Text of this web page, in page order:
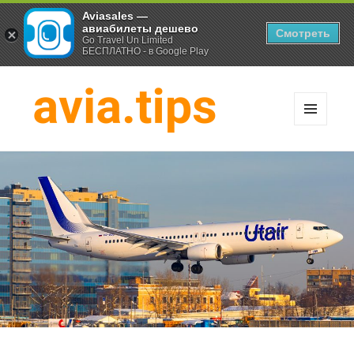
путешественников
Aviasales —
авиабилеты дешево
Go Travel Un Limited
БЕСПЛАТНО - в Google Play
Смотреть